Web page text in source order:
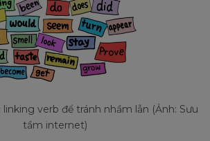
verb để tránh nhầm lẫn (Ảnh: Sưu
tầm internet)